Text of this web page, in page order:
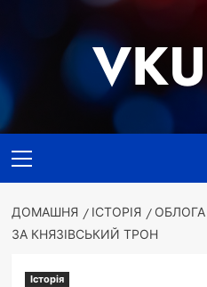
меню
ДОМАШНЯ ІСТОРІЯ
ОБЛОГА
ЗА КНЯЗІВСЬКИЙ ТРОН
Історія